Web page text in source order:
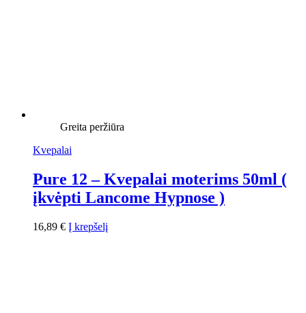
Greita peržiūra
Kvepalai
Pure 12 – Kvepalai moterims 50ml (
įkvėpti Lancome Hypnose )
16,89 € Į krepšelį